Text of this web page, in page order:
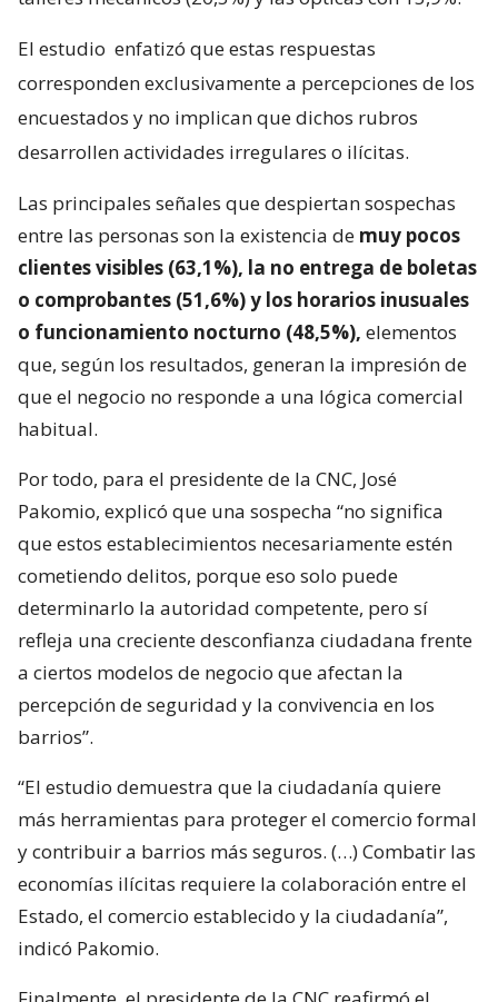
El estudio enfatizó que estas respuestas
corresponden exclusivamente a percepciones de los
encuestados y no implican que dichos rubros
desarrollen actividades irregulares o ilícitas.
Las principales señales que despiertan sospechas
entre las personas son la existencia de muy pocos
clientes visibles (63,1%), la no entrega de boletas
o comprobantes (51,6%) y los horarios inusuales
o funcionamiento nocturno (48,5%), elementos
que, según los resultados, generan la impresión de
que el negocio no responde a una lógica comercial
habitual.
Por todo, para el presidente de la CNC, José
Pakomio, explicó que una sospecha “no significa
que estos establecimientos necesariamente estén
cometiendo delitos, porque eso solo puede
determinarlo la autoridad competente, pero sí
refleja una creciente desconfianza ciudadana frente
a ciertos modelos de negocio que afectan la
percepción de seguridad y la convivencia en los
barrios”.
“El estudio demuestra que la ciudadanía quiere
más herramientas para proteger el comercio formal
y contribuir a barrios más seguros. (…) Combatir las
economías ilícitas requiere la colaboración entre el
Estado, el comercio establecido y la ciudadanía”,
indicó Pakomio.